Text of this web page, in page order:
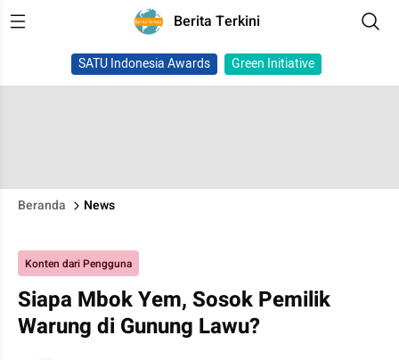
Berita Terkini
SATU Indonesia Awards Green Initiative
Beranda News
Konten dari Pengguna
Siapa Mbok Yem, Sosok Pemilik
Warung di Gunung Lawu?